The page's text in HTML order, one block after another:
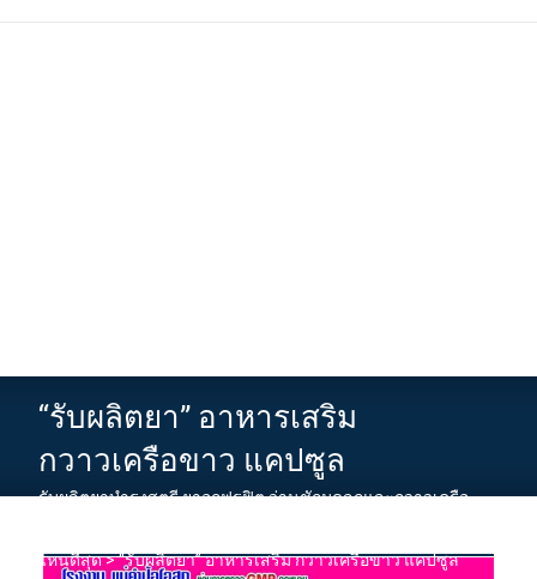
“รับผลิตยา” อาหารเสริม
กวาวเครือขาว แคปซูล
รับผลิตยาบำรุงสตรี ยาอกฟูรูฟิต ว่านชักมดลูกและกวาวเครือ
ไหนดีสุด>“รับผลิตยา” อาหารเสริม กวาวเครือขาว แคปซูล